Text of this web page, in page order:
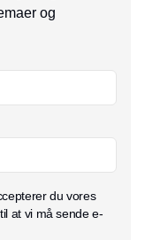
og
du vores
at vi må sende e-